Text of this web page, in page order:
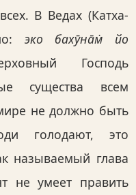
В Ведах (Катха-
эко бахӯна̄м̇ йо
Господь
существа всем
не должно быть
голодают, это
называемый глава
не умеет править